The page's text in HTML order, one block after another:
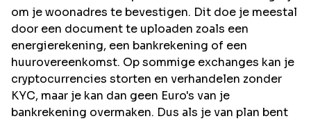
om je woonadres te bevestigen. Dit doe je meestal
door een document te uploaden zoals een
energierekening, een bankrekening of een
huurovereenkomst. Op sommige exchanges kan je
cryptocurrencies storten en verhandelen zonder
KYC, maar je kan dan geen Euro's van je
bankrekening overmaken. Dus als je van plan bent